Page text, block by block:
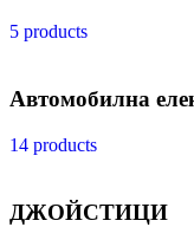
5 products
Автомобилна
14 products
ДЖОЙСТИЦИ